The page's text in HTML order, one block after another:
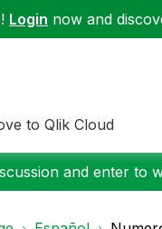
Login now and
to Qlik Cloud
and enter to